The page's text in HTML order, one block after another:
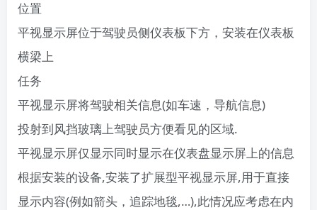
位置
平视显示屏位于驾驶员侧仪表板下方，安装在仪表板
横梁上
任务
平视显示屏将驾驶相关信息(如车速，导航信息)
投射到风挡玻璃上驾驶员方便看见的区域.
平视显示屏仅显示同时显示在仪表盘显示屏上的信息
根据安装的设备,安装了扩展型平视显示屏,用于直接
显示内容(例如箭头，追踪地毯,…),此情况应考虑在内